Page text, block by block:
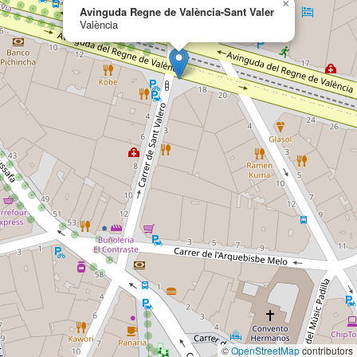
Avinguda Regne de València-Sant Valer
València
×
©OpenStreetMapcontributors